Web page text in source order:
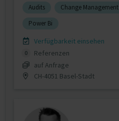
Audits Change Management
Power Bi
Verfügbarkeit einsehen
0
Referenzen
auf Anfrage
CH-4051 Basel-Stadt